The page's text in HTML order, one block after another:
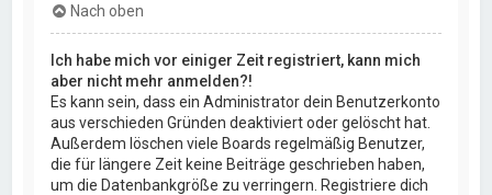
Nach oben
Ich habe mich vor einiger Zeit registriert, kann mich
aber nicht mehr anmelden?!
Es kann sein, dass ein Administrator dein Benutzerkonto
aus verschieden Gründen deaktiviert oder gelöscht hat.
Außerdem löschen viele Boards regelmäßig Benutzer,
die für längere Zeit keine Beiträge geschrieben haben,
um die Datenbankgröße zu verringern. Registriere dich